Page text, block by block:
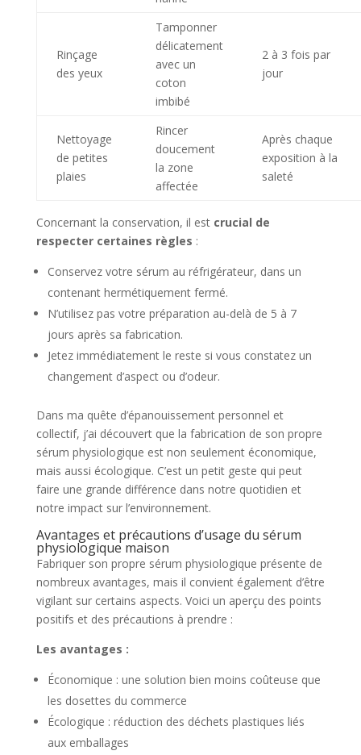
Rinçage
des yeux
Tamponner
délicatement
avec un
coton
imbibé
2 à 3 fois par
jour
Nettoyage
de petites
plaies
Rincer
doucement
la zone
affectée
Après chaque
exposition à la
saleté
Concernant la conservation, il est crucial de
respecter certaines règles :
Conservez votre sérum au réfrigérateur, dans un
contenant hermétiquement fermé.
N’utilisez pas votre préparation au-delà de 5 à 7
jours après sa fabrication.
Jetez immédiatement le reste si vous constatez un
changement d’aspect ou d’odeur.
Dans ma quête d’épanouissement personnel et
collectif, j’ai découvert que la fabrication de son propre
sérum physiologique est non seulement économique,
mais aussi écologique. C’est un petit geste qui peut
faire une grande différence dans notre quotidien et
notre impact sur l’environnement.
Avantages et précautions d’usage du sérum
physiologique maison
Fabriquer son propre sérum physiologique présente de
nombreux avantages, mais il convient également d’être
vigilant sur certains aspects. Voici un aperçu des points
positifs et des précautions à prendre :
Les avantages :
Économique : une solution bien moins coûteuse que
les dosettes du commerce
Écologique : réduction des déchets plastiques liés
aux emballages